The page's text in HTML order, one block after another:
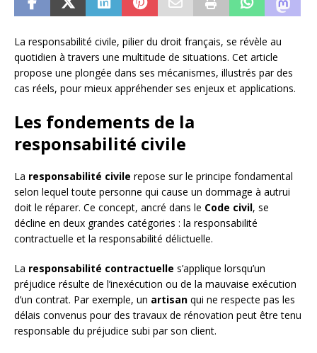
La responsabilité civile, pilier du droit français, se révèle au
quotidien à travers une multitude de situations. Cet article
propose une plongée dans ses mécanismes, illustrés par des
cas réels, pour mieux appréhender ses enjeux et applications.
Les fondements de la
responsabilité civile
La responsabilité civile repose sur le principe fondamental
selon lequel toute personne qui cause un dommage à autrui
doit le réparer. Ce concept, ancré dans le Code civil, se
décline en deux grandes catégories : la responsabilité
contractuelle et la responsabilité délictuelle.
La responsabilité contractuelle s’applique lorsqu’un
préjudice résulte de l’inexécution ou de la mauvaise exécution
d’un contrat. Par exemple, un artisan qui ne respecte pas les
délais convenus pour des travaux de rénovation peut être tenu
responsable du préjudice subi par son client.